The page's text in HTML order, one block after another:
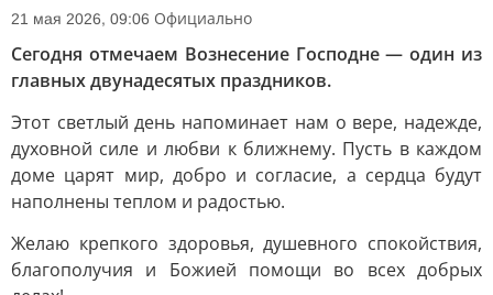
21 мая 2026, 09:06 Официально
Сегодня отмечаем Вознесение Господне — один из
главных двунадесятых праздников.
Этот светлый день напоминает нам о вере, надежде,
духовной силе и любви к ближнему. Пусть в каждом
доме царят мир, добро и согласие, а сердца будут
наполнены теплом и радостью.
Желаю крепкого здоровья, душевного спокойствия,
благополучия и Божией помощи во всех добрых